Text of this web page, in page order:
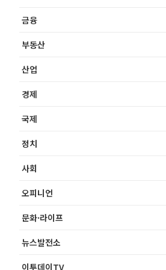
금융
부동산
산업
경제
국제
정치
사회
오피니언
문화·라이프
뉴스발전소
이투데이TV